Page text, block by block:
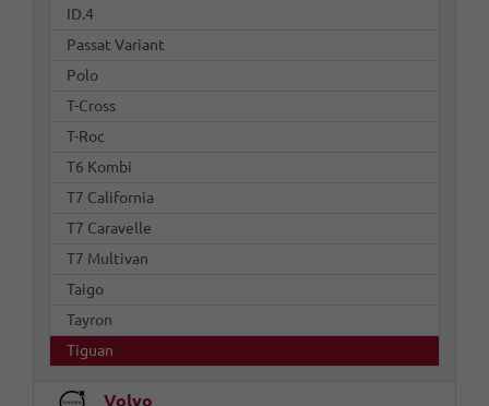
ID.4
Passat Variant
Polo
T-Cross
T-Roc
T6 Kombi
T7 California
T7 Caravelle
T7 Multivan
Taigo
Tayron
Tiguan
Volvo